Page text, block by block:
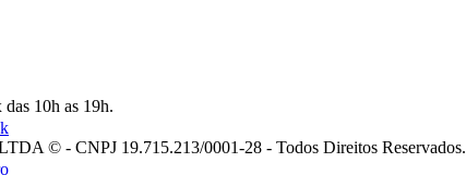
das 10h as 19h.
© - CNPJ 19.715.213/0001-28 - Todos Direitos Reservados.